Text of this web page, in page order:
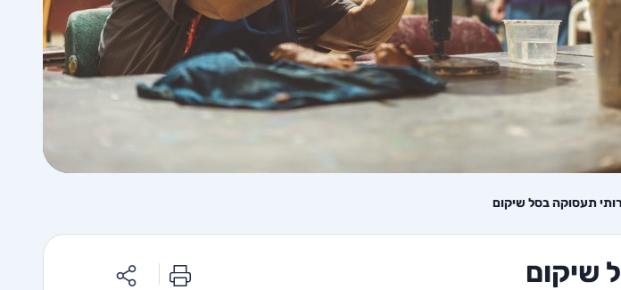
תעסוקה בסל שיקום
שיקום